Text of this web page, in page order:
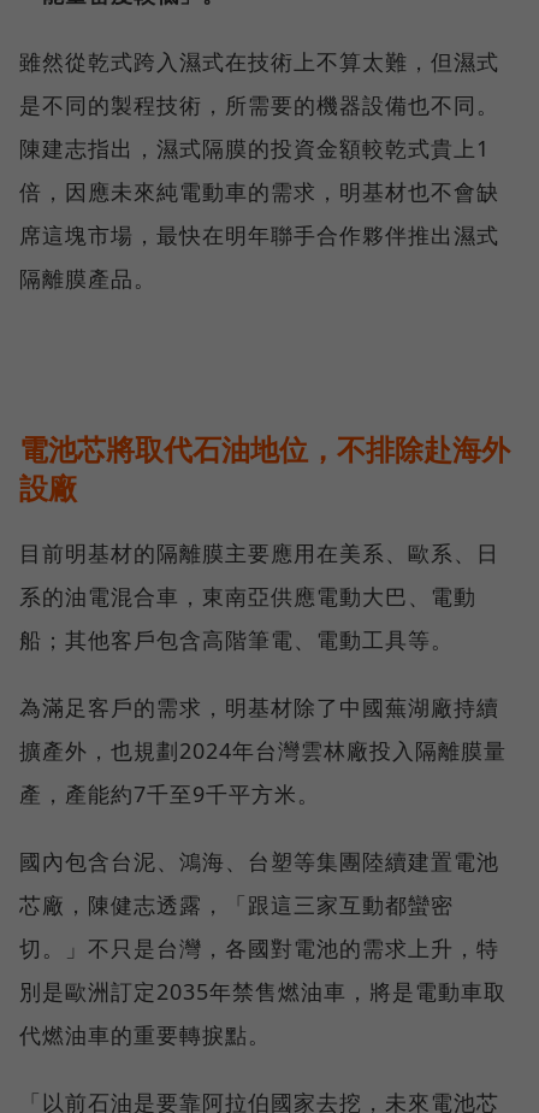
雖然從乾式跨入濕式在技術上不算太難，但濕式
是不同的製程技術，所需要的機器設備也不同。
陳建志指出，濕式隔膜的投資金額較乾式貴上1
倍，因應未來純電動車的需求，明基材也不會缺
席這塊市場，最快在明年聯手合作夥伴推出濕式
隔離膜產品。
電池芯將取代石油地位，不排除赴海外
設廠
目前明基材的隔離膜主要應用在美系、歐系、日
系的油電混合車，東南亞供應電動大巴、電動
船；其他客戶包含高階筆電、電動工具等。
為滿足客戶的需求，明基材除了中國蕪湖廠持續
擴產外，也規劃2024年台灣雲林廠投入隔離膜量
產，產能約7千至9千平方米。
國內包含台泥、鴻海、台塑等集團陸續建置電池
芯廠，陳健志透露，「跟這三家互動都蠻密
切。」不只是台灣，各國對電池的需求上升，特
別是歐洲訂定2035年禁售燃油車，將是電動車取
代燃油車的重要轉捩點。
「以前石油是要靠阿拉伯國家去挖，未來電池芯